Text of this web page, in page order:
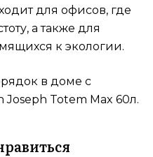
для офисов, где
а также для
к экологии.
в доме с
Totem Max 60л.